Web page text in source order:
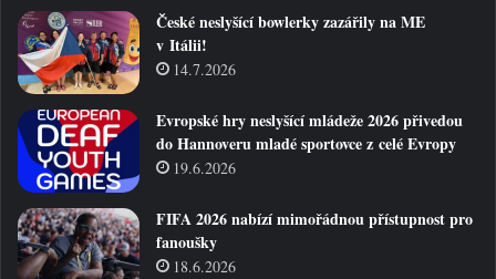
České neslyšící bowlerky zazářily na ME
v Itálii!
14.7.2026
Evropské hry neslyšící mládeže 2026 přivedou
do Hannoveru mladé sportovce z celé Evropy
19.6.2026
FIFA 2026 nabízí mimořádnou přístupnost pro
fanoušky
18.6.2026